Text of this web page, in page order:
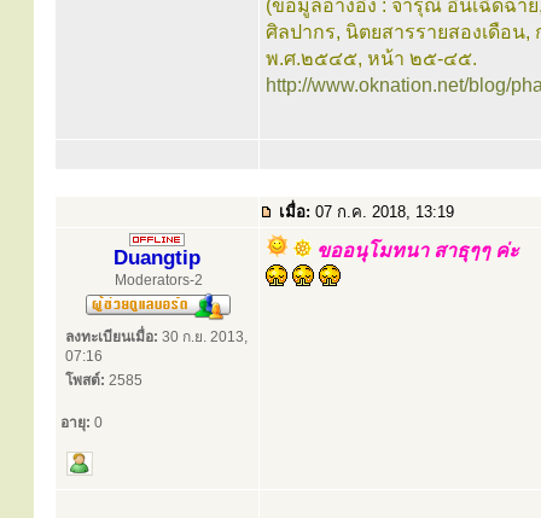
(ข้อมูลอ้างอิง : จารุณี อินเฉิดฉา
ศิลปากร, นิตยสารรายสองเดือน
พ.ศ.๒๕๔๕, หน้า ๒๕-๔๕.
http://www.oknation.net/blog/
เมื่อ: 07 ก.ค. 2018, 13:19
Duangtip
Moderators-2
ลงทะเบียนเมื่อ: 30 ก.ย. 2013,
07:16
โพสต์: 2585
อายุ: 0
ขออนุโมทนา สาธุๆๆ ค่ะ